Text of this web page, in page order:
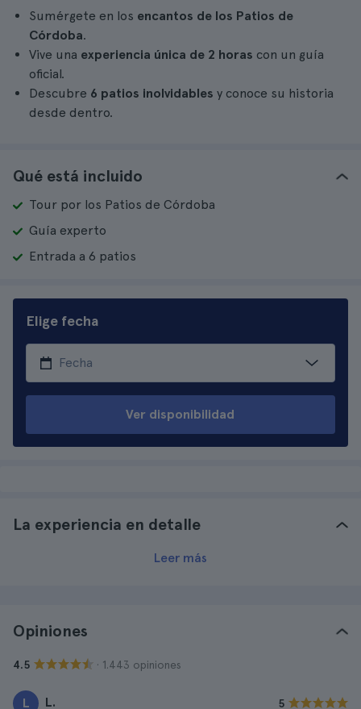
Sumérgete en los encantos de los Patios de
Córdoba.
Vive una experiencia única de 2 horas con un guía
oficial.
Descubre 6 patios inolvidables y conoce su historia
desde dentro.
Qué está incluido
Tour por los Patios de Córdoba
Guía experto
Entrada a 6 patios
Elige fecha
Ver disponibilidad
La experiencia en detalle
Leer más
Opiniones
4.5 · 1.443 opiniones
L L. 5